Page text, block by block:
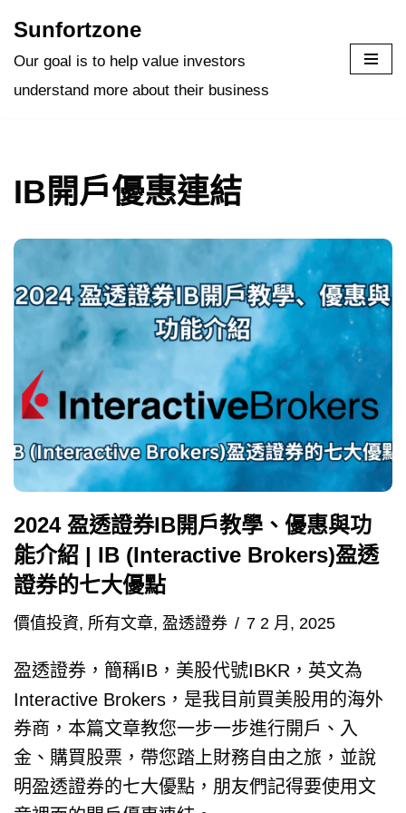
Skip
Sunfortzone
Our goal is to help value investors
understand more about their business
IB開戶優惠連結
2024 盈透證券IB開戶教學、優惠與功
能介紹 | IB (Interactive Brokers)盈透
證券的七大優點
價值投資, 所有文章, 盈透證券 7 2 月, 2025
盈透證券，簡稱IB，美股代號IBKR，英文為
Interactive Brokers，是我目前買美股用的海外
券商，本篇文章教您一步一步進行開戶、入
金、購買股票，帶您踏上財務自由之旅，並說
明盈透證券的七大優點，朋友們記得要使用文